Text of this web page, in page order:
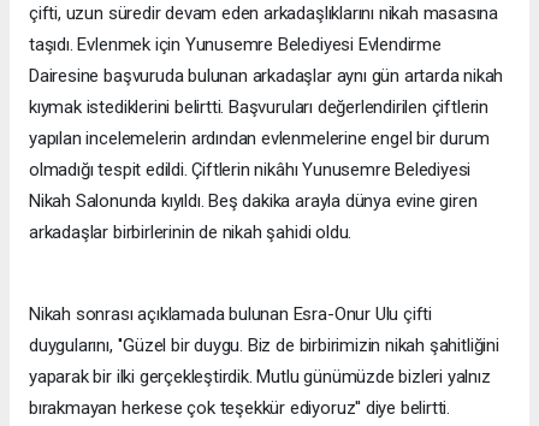
çifti, uzun süredir devam eden arkadaşlıklarını nikah masasına
taşıdı. Evlenmek için Yunusemre Belediyesi Evlendirme
Dairesine başvuruda bulunan arkadaşlar aynı gün artarda nikah
kıymak istediklerini belirtti. Başvuruları değerlendirilen çiftlerin
yapılan incelemelerin ardından evlenmelerine engel bir durum
olmadığı tespit edildi. Çiftlerin nikâhı Yunusemre Belediyesi
Nikah Salonunda kıyıldı. Beş dakika arayla dünya evine giren
arkadaşlar birbirlerinin de nikah şahidi oldu.
Nikah sonrası açıklamada bulunan Esra-Onur Ulu çifti
duygularını, ''Güzel bir duygu. Biz de birbirimizin nikah şahitliğini
yaparak bir ilki gerçekleştirdik. Mutlu günümüzde bizleri yalnız
bırakmayan herkese çok teşekkür ediyoruz'' diye belirtti.